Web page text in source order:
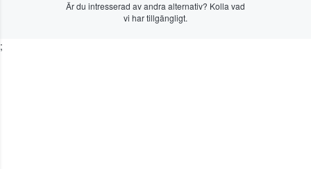
Är du intresserad av andra alternativ? Kolla vad
vi har tillgängligt.
;